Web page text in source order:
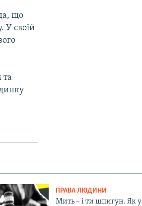
що
У своїй
та
ПРАВА ЛЮДИНИ
Мить – і ти шпигун. Як у